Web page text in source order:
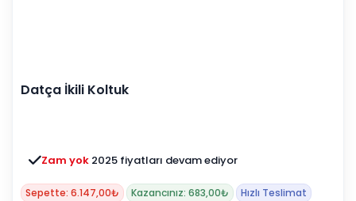
Datça İkili Koltuk
Zam yok 2025 fiyatları devam ediyor
Sepette: 6.147,00₺ Kazancınız: 683,00₺ Hızlı Teslimat